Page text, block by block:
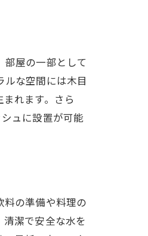
屋の一部として
な空間には木目
れます。さら
ュに設置が可能
の準備や料理の
潔で安全な水を